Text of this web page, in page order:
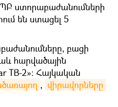
ստորաբաժանումների
են ստացել 5
բացի
հարվածային
TB-2»: Հայկական
, վիրավորները